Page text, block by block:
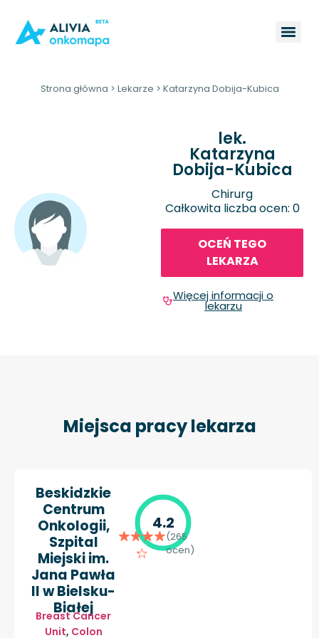
Strona główna > Lekarze > Katarzyna Dobija-Kubica
lek.
Katarzyna
Dobija-Kubica
Chirurg
Całkowita liczba ocen: 0
OCEŃ TEGO
LEKARZA
Więcej informacji o
lekarzu
Miejsca pracy lekarza
Beskidzkie
Centrum
Onkologii,
Szpital
Miejski im.
Jana Pawła
II w Bielsku-
Białej
Breast Cancer
Unit, Colon
4.2
(265
ocen)